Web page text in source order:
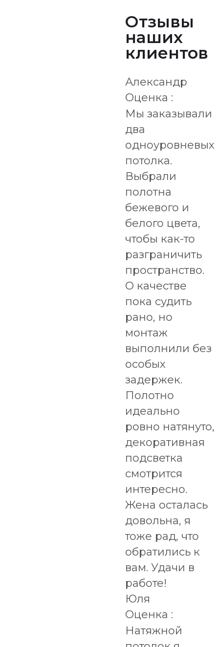
Отзывы
наших
клиентов
Александр
Оценка :
Мы заказывали
два
одноуровневых
потолка.
Выбрали
полотна
бежевого и
белого цвета,
чтобы как-то
разграничить
пространство.
О качестве
пока судить
рано, но
монтаж
выполнили без
особых
задержек.
Полотно
идеально
ровно натянуто,
декоративная
подсветка
смотрится
интересно.
Жена осталась
довольна, я
тоже рад, что
обратились к
вам. Удачи в
работе!
Юля
Оценка :
Натяжной